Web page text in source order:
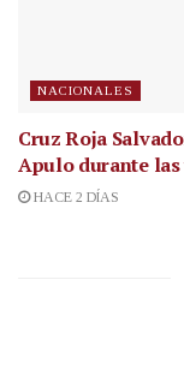
NACIONALES
Cruz Roja
Apulo durante las
HACE 2 DÍAS